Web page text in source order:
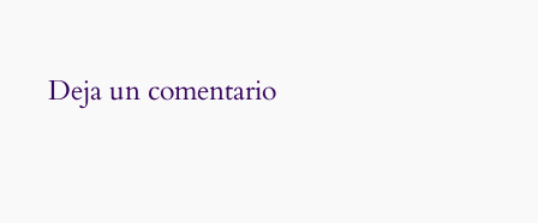
Deja un comentario